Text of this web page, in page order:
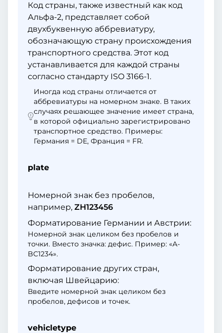
Код страны, также известный как код
Альфа-2, представляет собой
двухбуквенную аббревиатуру,
обозначающую страну происхождения
транспортного средства. Этот код
устанавливается для каждой страны
согласно стандарту ISO 3166-1.
Иногда код страны отличается от
аббревиатуры на номерном знаке. В таких
случаях решающее значение имеет страна,
в которой официально зарегистрировано
транспортное средство. Примеры:
Германия = DE, Франция = FR.
plate
Номерной знак без пробелов,
например, ZH123456
Форматирование Германии и Австрии:
Номерной знак целиком без пробелов и
точки. Вместо значка: дефис. Пример: «A-
BC1234».
Форматирование других стран,
включая Швейцарию:
Введите номерной знак целиком без
пробелов, дефисов и точек.
vehicletype